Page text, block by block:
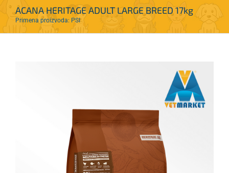
ACANA HERITAGE ADULT LARGE BREED 17kg
Primena proizvoda: PSI